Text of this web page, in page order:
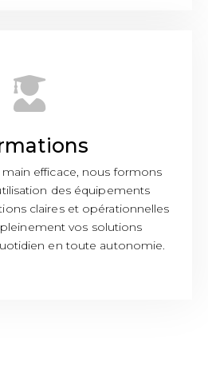
efficace, nous formons
des équipements
claires et opérationnelles
vos solutions
en toute autonomie.